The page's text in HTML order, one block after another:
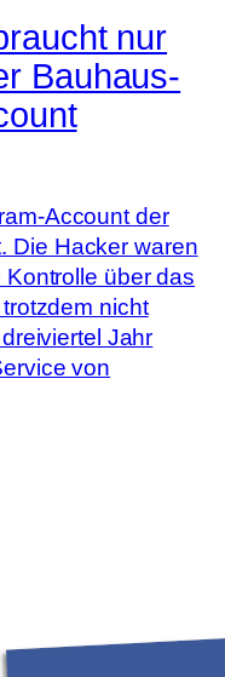
nur
Bauhaus-
Account der
Die Hacker waren
über das
nicht
Jahr
von